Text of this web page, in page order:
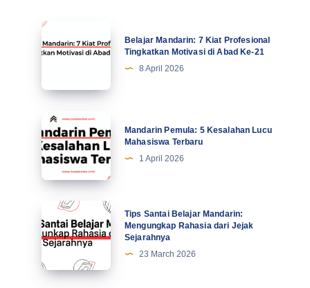
Belajar
Mandarin:
Profesional
Tingkatkan
Motivasi
di
Abad
Ke-
Belajar Mandarin: 7 Kiat Profesional
Tingkatkan Motivasi di Abad Ke-21
8 April 2026
Mandarin
Pemula:
5
Kesalahan
Lucu
Mahasiswa
Terbaru
Mandarin Pemula: 5 Kesalahan Lucu
Mahasiswa Terbaru
1 April 2026
Tips
Santai
Belajar
Mandarin:
Mengungkap
Tips Santai Belajar Mandarin:
Mengungkap Rahasia dari Jejak
Sejarahnya
23 March 2026